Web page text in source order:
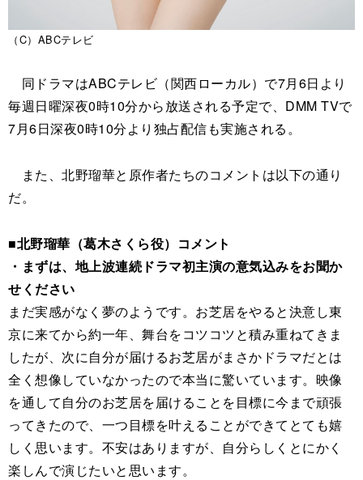
（C）ABCテレビ
同ドラマはABCテレビ（関西ローカル）で7月6日より
毎週日曜深夜0時10分から放送される予定で、DMM TVで
7月6日深夜0時10分より独占配信も実施される。
また、北野瑠華と原作者たちのコメントは以下の通り
だ。
■北野瑠華（葛木さくら役）コメント
・まずは、地上波連続ドラマ初主演の意気込みをお聞か
せください
まだ実感がなく夢のようです。お芝居をやると決意し東
京に来てから約一年、舞台をコツコツと積み重ねてきま
したが、次に自分が届けるお芝居がまさかドラマだとは
全く想像していなかったので本当に驚いています。映像
を通して自分のお芝居を届けることを目標に今まで頑張
ってきたので、一つ目標を叶えることができてとても嬉
しく思います。不安はありますが、自分らしくとにかく
楽しんで演じたいと思います。